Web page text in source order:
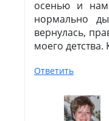
осенью и
нормально
вернулась,
моего
Ответить